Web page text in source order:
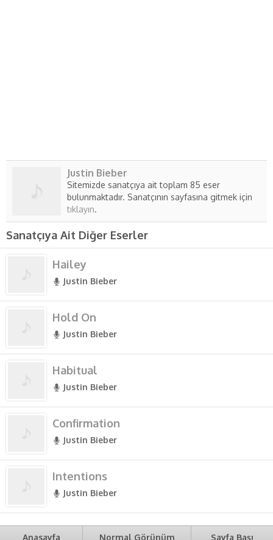
Justin Bieber
Sitemizde sanatçıya ait toplam 85 eser
bulunmaktadır. Sanatçının sayfasına gitmek için
tıklayın.
Sanatçıya Ait Diğer Eserler
Hailey
Justin Bieber
Hold On
Justin Bieber
Habitual
Justin Bieber
Confirmation
Justin Bieber
Intentions
Justin Bieber
Anasayfa Normal Görünüm Sayfa Başı